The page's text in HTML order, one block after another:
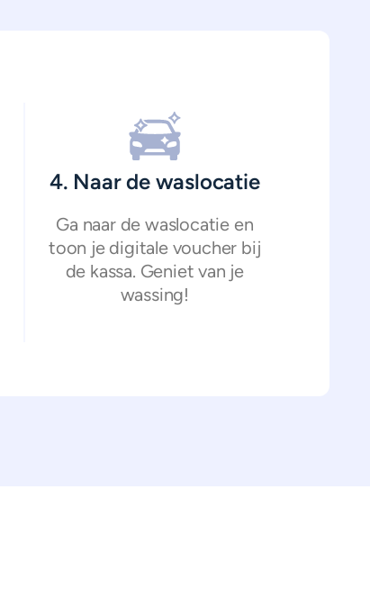
4. Naar de waslocatie
Ga naar de waslocatie en
toon je digitale voucher bij
de kassa. Geniet van je
wassing!